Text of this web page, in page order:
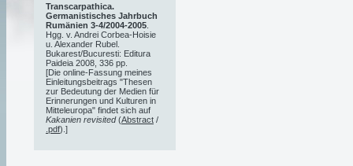
Transcarpathica.
Germanistisches Jahrbuch
Rumänien 3-4/2004-2005
Hgg. v. Andrei Corbea-Hoisie
u. Alexander Rubel.
Bukarest/Bucuresti: Editura
Paideia 2008, 336 pp.
[Die online-Fassung meines
Einleitungsbeitrags "Thesen
zur Bedeutung der Medien für
Erinnerungen und Kulturen in
Mitteleuropa" findet sich auf
Kakanien revisited(Abstract /
.pdf).]